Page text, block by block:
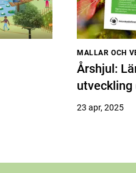
MALLAR OCH
Årshjul:
utveckling
23 apr, 2025